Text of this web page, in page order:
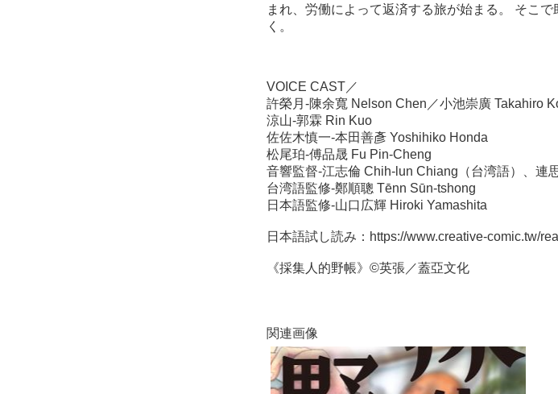
まれ、労働によって返済する旅が始まる。 そこ
く。
VOICE CAST／
許榮月-陳余寬 Nelson Chen／小池崇廣 Takahiro
涼山-郭霖 Rin Kuo
佐佐木慎一-本田善彥 Yoshihiko Honda
松尾珀-傅品晟 Fu Pin-Cheng
音響監督-江志倫 Chih-lun Chiang（台湾語）、連
台湾語監修-鄭順聰 Tēnn Sūn-tshong
日本語監修-山口広輝 Hiroki Yamashita
日本語試し読み： https://www.creative-comic.tw/
《採集人的野帳》©英張／蓋亞文化
関連画像